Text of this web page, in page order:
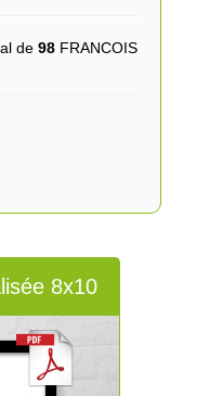
de 98FRANCOIS
8x10